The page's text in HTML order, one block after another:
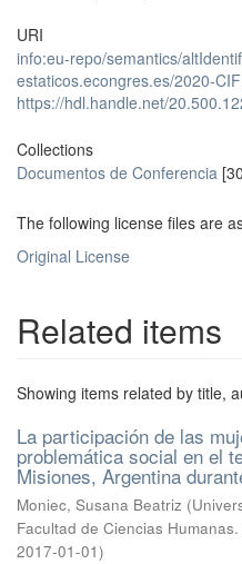
URI
info:eu-repo/semantics/
estaticos.econgres.es/2020-
https://hdl.handle.net/
Collections
Documentos de Conferencia
The following license files are
Original License
Related items
Showing items related by title,
La participación de las
problemática social en el
Misiones, Argentina
Moniec, Susana Beatriz (
Facultad de Ciencias
2017-01-01)